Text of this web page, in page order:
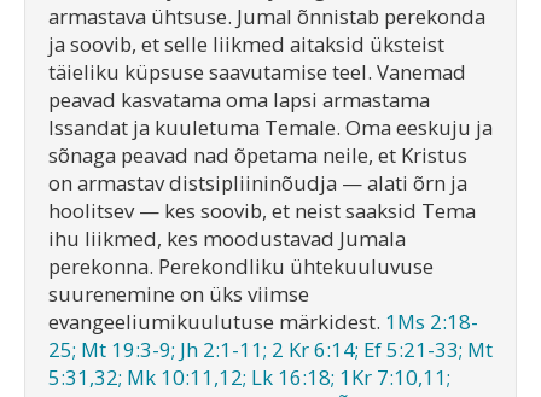
armastava ühtsuse. Jumal õnnistab perekonda
ja soovib, et selle liikmed aitaksid üksteist
täieliku küpsuse saavutamise teel. Vanemad
peavad kasvatama oma lapsi armastama
Issandat ja kuuletuma Temale. Oma eeskuju ja
sõnaga peavad nad õpetama neile, et Kristus
on armastav distsipliininõudja — alati õrn ja
hoolitsev — kes soovib, et neist saaksid Tema
ihu liikmed, kes moodustavad Jumala
perekonna. Perekondliku ühtekuuluvuse
suurenemine on üks viimse
evangeeliumikuulutuse märkidest. 1Ms 2:18-
25; Mt 19:3-9; Jh 2:1-11; 2 Kr 6:14; Ef 5:21-33; Mt
5:31,32; Mk 10:11,12; Lk 16:18; 1Kr 7:10,11;